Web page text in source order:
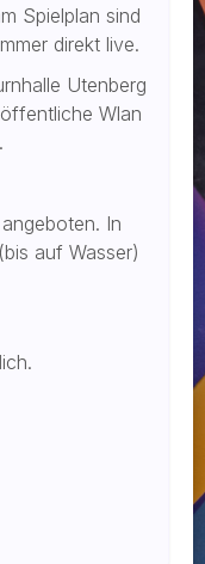
Spielplan sind
direkt live.
Utenberg
Wlan
In
auf Wasser)